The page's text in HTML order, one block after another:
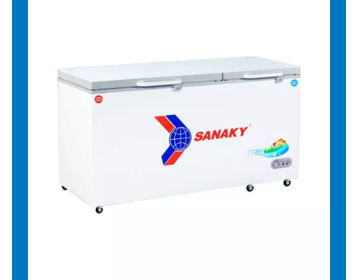
Đèn LED chiếu sáng giúp màu sắc thực phẩm trong tủ
thêm hấp dẫn:
Tủ đông Sanaky được thiết kế với hệ
thống đèn LED trong thân tủ, chiếu sáng toàn bộ các góc
khuất giúp trưng bày các sản phẩm bắt mắt và thu hút. Hơn
nữa, hệ thống đèn LED còn tiết kiệm điện năng và có tuổi
thọ bền bỉ hơn nhiều lần so với các loại đèn huỳnh quang,
đèn sợi đốt,… mang lại giá trị sử dụng lâu dài cho người